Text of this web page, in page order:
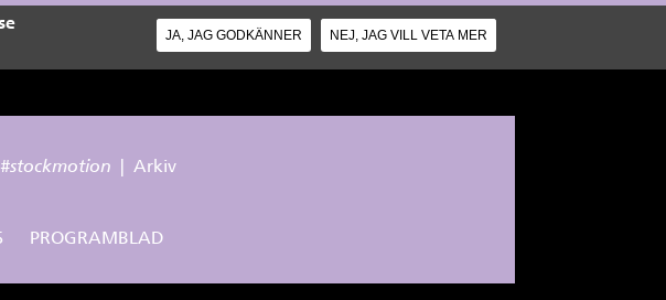
JA, JAG GODKÄNNER NEJ, JAG VILL VETA MER
#stockmotion |Arkiv
PROGRAMBLAD